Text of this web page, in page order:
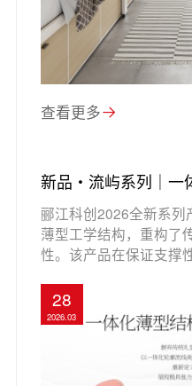
查看更多
新品・流屿系列｜一
地坪效
郦江科创2026全新系列
薄型工学结构，重构了
性。该产品在保证支撑
下增加座位数量，显著
备了隐藏式翻折写字板
过程顺畅无干扰。其靠
长时间坐姿的舒适体验
定制方案，适配不同空
28
2026.03